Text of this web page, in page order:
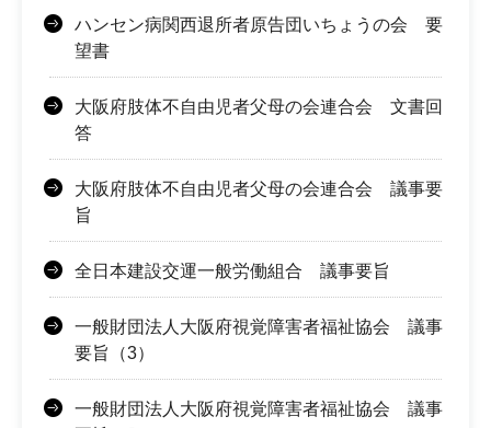
ハンセン病関西退所者原告団いちょうの会 要
望書
大阪府肢体不自由児者父母の会連合会 文書回
答
大阪府肢体不自由児者父母の会連合会 議事要
旨
全日本建設交運一般労働組合 議事要旨
一般財団法人大阪府視覚障害者福祉協会 議事
要旨（3）
一般財団法人大阪府視覚障害者福祉協会 議事